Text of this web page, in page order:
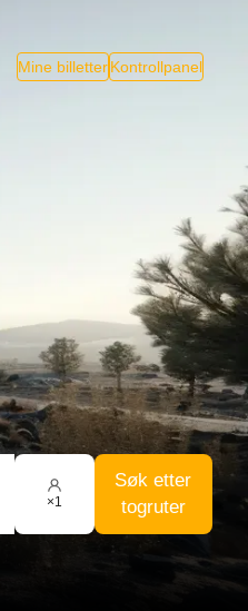
Mine billetterKontrollpanel
×1
Søk etter
togruter